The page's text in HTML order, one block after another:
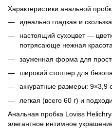
Характеристики анальной
идеально гладкая и
настоящий сухоцвет —
потрясающе нежная
зауженная форма для
широкий стоппер для
аккуратные размеры: 9×3,9
легкая (всего 60 г) и
Анальная пробка Loviss
элегантное интимное